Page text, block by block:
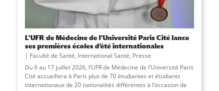
L’UFR de Médecine de l’Université Paris Cité lance
ses premières écoles d’été internationales
Faculté de Santé, International Santé, Presse
Du 6 au 17 juillet 2026, l’UFR de Médecine de l’Université Paris
Cité accueillera à Paris plus de 70 étudiantes et étudiants
internationaux de 20 nationalités différentes à l’occasion de